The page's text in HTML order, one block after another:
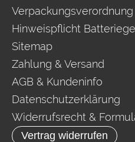
Verpackungsverordnung
Hinweispflicht
Sitemap
Zahlung & Versand
AGB & Kundeninfo
Datenschutzerklärung
Widerrufsrecht &
Vertrag widerrufen